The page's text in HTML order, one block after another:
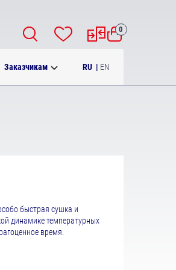
Заказчикам RU | EN
0
быстрая сушка и
динамике температурных
время.